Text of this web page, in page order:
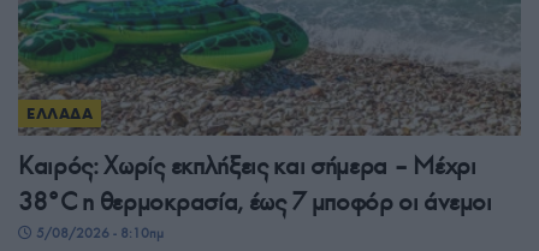
ΕΛΛΑΔΑ
Καιρός: Χωρίς εκπλήξεις και σήμερα – Μέχρι
38°C η θερμοκρασία, έως 7 μποφόρ οι άνεμοι
5/08/2026 - 8:10πμ